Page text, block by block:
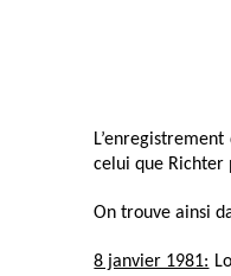
celui que Richter
On trouve ainsi
8 janvier 1981: